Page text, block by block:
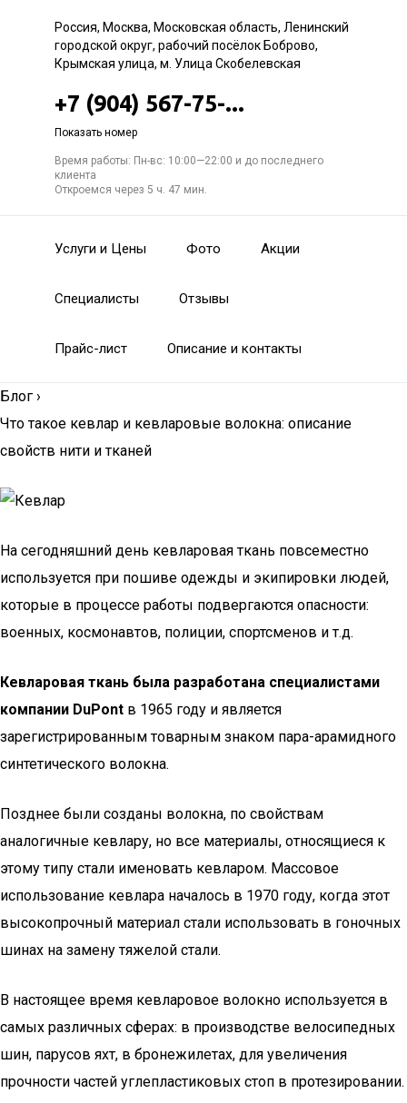
Россия, Москва, Московская область, Ленинский
городской округ, рабочий посёлок Боброво,
Крымская улица, м. Улица Скобелевская
+7 (904) 567-75-...
Показать номер
Время работы: Пн-вс: 10:00—22:00 и до последнего
клиента
Откроемся через 5 ч. 47 мин.
Услуги и Цены Фото Акции
Специалисты Отзывы
Прайс-лист Описание и контакты
Блог ›
Что такое кевлар и кевларовые волокна: описание
свойств нити и тканей
На сегодняшний день кевларовая ткань повсеместно
используется при пошиве одежды и экипировки людей,
которые в процессе работы подвергаются опасности:
военных, космонавтов, полиции, спортсменов и т.д.
Кевларовая ткань была разработана специалистами
компании DuPont в 1965 году и является
зарегистрированным товарным знаком пара-арамидного
синтетического волокна.
Позднее были созданы волокна, по свойствам
аналогичные кевлару, но все материалы, относящиеся к
этому типу стали именовать кевларом. Массовое
использование кевлара началось в 1970 году, когда этот
высокопрочный материал стали использовать в гоночных
шинах на замену тяжелой стали.
В настоящее время кевларовое волокно используется в
самых различных сферах: в производстве велосипедных
шин, парусов яхт, в бронежилетах, для увеличения
прочности частей углепластиковых стоп в протезировании.